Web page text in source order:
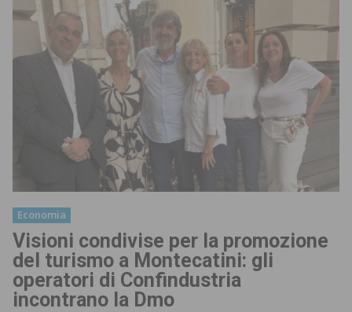
Economia
Visioni condivise per la promozione
del turismo a Montecatini: gli
operatori di Confindustria
incontrano la Dmo